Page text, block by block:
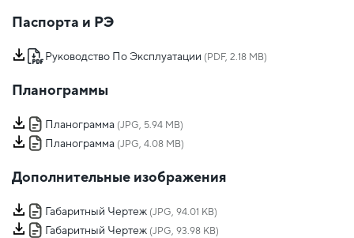
Паспорта и РЭ
Руководство По Эксплуатации (PDF, 2.18 MB)
Планограммы
Планограмма (JPG, 5.94 MB)
Планограмма (JPG, 4.08 MB)
Дополнительные изображения
Габаритный Чертеж (JPG, 94.01 KB)
Габаритный Чертеж (JPG, 93.98 KB)